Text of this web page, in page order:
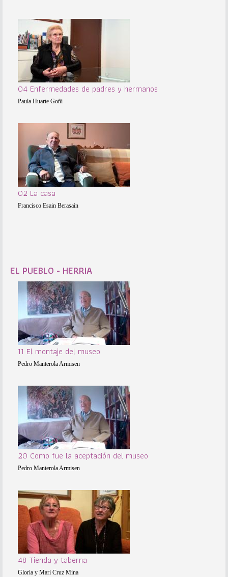
04 Enfermedades de padres y hermanos
Paula Huarte Goñi
02 La casa
Francisco Esain Berasain
EL PUEBLO - HERRIA
11 El montaje del museo
Pedro Manterola Armisen
20 Como fue la aceptación del museo
Pedro Manterola Armisen
48 Tienda y taberna
Gloria y Mari Cruz Mina